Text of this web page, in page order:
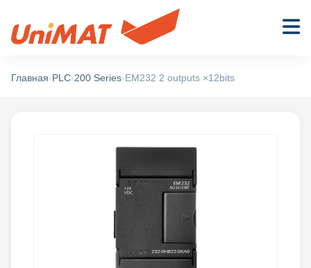
Главная› PLC›200 Series› EM232 2 outputs ×12bits